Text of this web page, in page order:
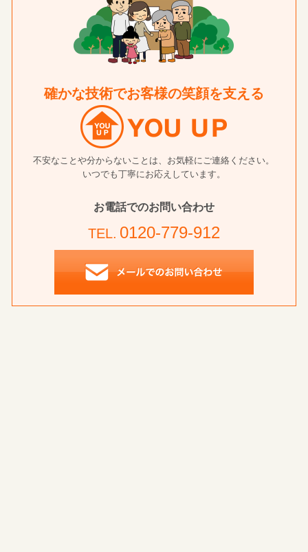
確かな技術でお客様の笑顔を支える
不安なことや分からないことは、お気軽にご連絡ください。
いつでも丁寧にお応えしています。
お電話でのお問い合わせ
TEL. 0120-779-912